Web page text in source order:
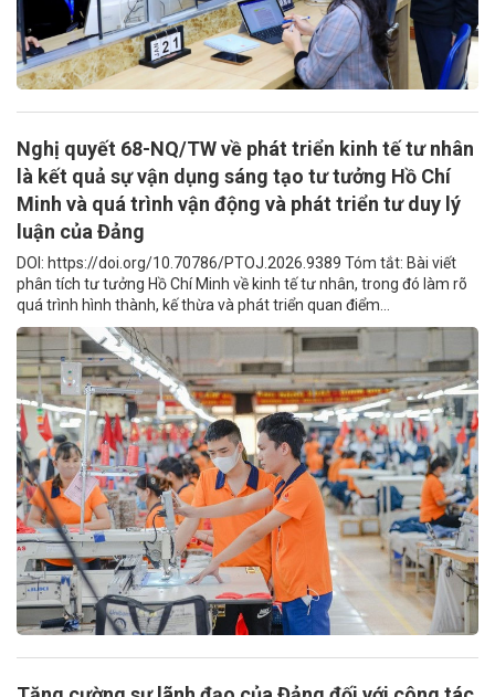
Nghị quyết 68-NQ/TW về phát triển kinh tế tư nhân
là kết quả sự vận dụng sáng tạo tư tưởng Hồ Chí
Minh và quá trình vận động và phát triển tư duy lý
luận của Đảng
DOI: https://doi.org/10.70786/PTOJ.2026.9389 Tóm tắt: Bài viết
phân tích tư tưởng Hồ Chí Minh về kinh tế tư nhân, trong đó làm rõ
quá trình hình thành, kế thừa và phát triển quan điểm...